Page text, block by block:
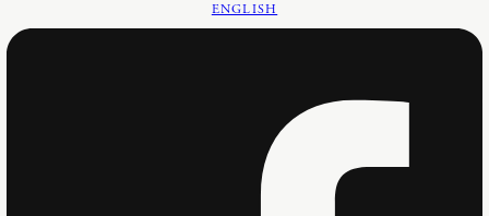
ENGLISH